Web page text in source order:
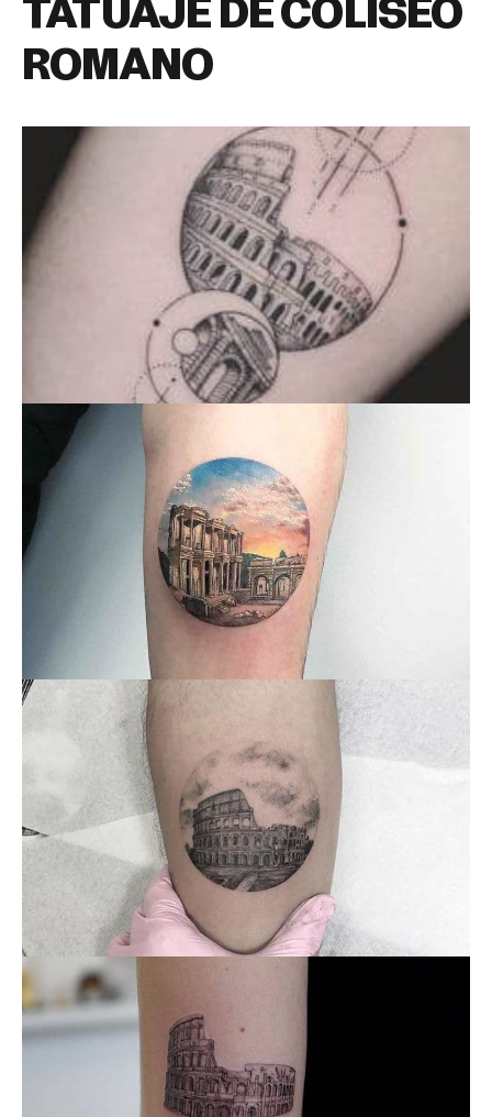
TATUAJE DE COLISEO
ROMANO